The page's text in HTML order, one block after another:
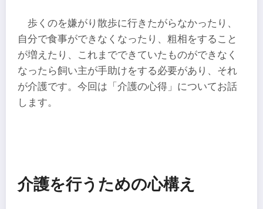
歩くのを嫌がり散歩に行きたがらなかったり、
自分で食事ができなくなったり、粗相をすること
が増えたり、これまでできていたものができなく
なったら飼い主が手助けをする必要があり、それ
が介護です。今回は「介護の心得」についてお話
します。
介護を行うための心構え